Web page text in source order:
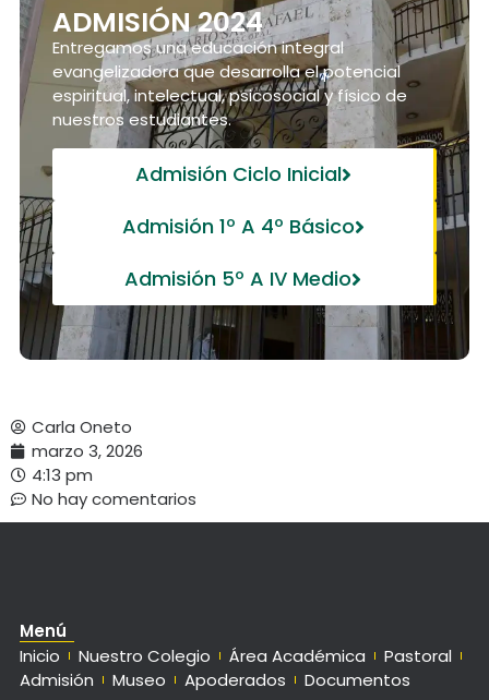
ADMISIÓN 2024
Entregamos una educación integral
evangelizadora que desarrolla el potencial
espiritual, intelectual, psicosocial y físico de
nuestros estudiantes.
Admisión Ciclo Inicial
Admisión 1º A 4º Básico
Admisión 5º A IV Medio
Carla Oneto
marzo 3, 2026
4:13 pm
No hay comentarios
Menú
Inicio
Nuestro Colegio Área Académica
Pastoral
Admisión
Museo Apoderados
Documentos